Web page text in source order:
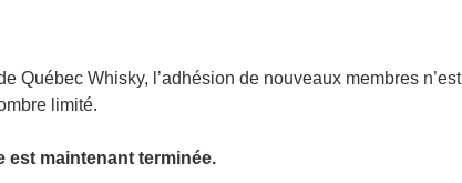
Québec Whisky, l’adhésion de nouveaux membres n’est
limité.
est maintenant terminée.